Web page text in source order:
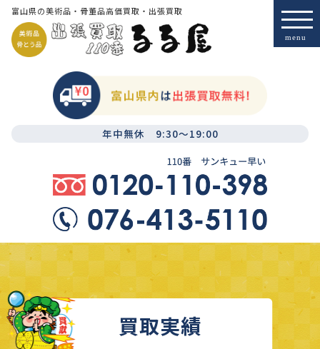
富山県の美術品・骨董品高価買取・出張買取
年中無休 9:30～19:00
買取実績